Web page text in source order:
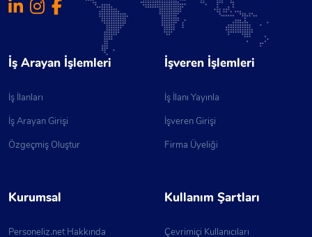
İş Arayan İşlemleri
İş İlanları
İş Arayan Girişi
Özgeçmiş Oluştur
İşveren İşlemleri
İş İlanı Yayınla
İşveren Girişi
Firma Üyeliği
Kurumsal
Personeliz.net Hakkında
Kullanım Şartları
Çevrimiçi Kullanıcıları